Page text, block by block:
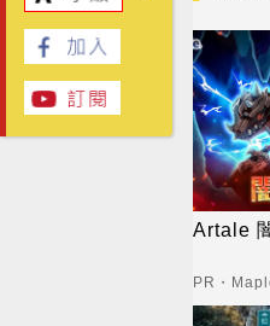
Artale
PR・